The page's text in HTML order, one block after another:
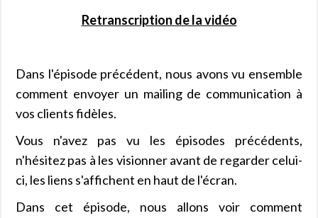
Retranscription de la vidéo
Dans l'épisode précédent, nous avons vu ensemble
comment envoyer un mailing de communication à
vos clients fidèles.
Vous n'avez pas vu les épisodes précédents,
n'hésitez pas à les visionner avant de regarder celui-
ci, les liens s'affichent en haut de l'écran.
Dans cet épisode, nous allons voir comment